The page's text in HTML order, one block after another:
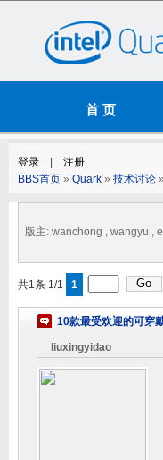
首 页
资源下载
BBS首页» Quark» 技术讨论»
版主: wanchong , wangyu ,
共1条 1/1 1
10款最受欢迎的可穿
liuxingyidao